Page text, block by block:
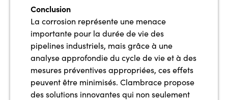
Conclusion
La corrosion représente une menace
importante pour la durée de vie des
pipelines industriels, mais grâce à une
analyse approfondie du cycle de vie et à des
mesures préventives appropriées, ces effets
peuvent être minimisés. Clambrace propose
des solutions innovantes qui non seulement